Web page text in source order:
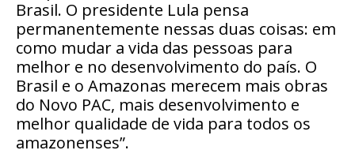
Brasil. O presidente Lula pensa
permanentemente nessas duas coisas: em
como mudar a vida das pessoas para
melhor e no desenvolvimento do país. O
Brasil e o Amazonas merecem mais obras
do Novo PAC, mais desenvolvimento e
melhor qualidade de vida para todos os
amazonenses”.